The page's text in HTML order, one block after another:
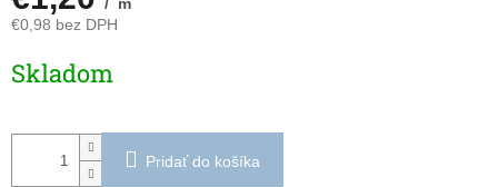
/ m
€0,98 bez DPH
cena:
Skladom
Pridať do košíka